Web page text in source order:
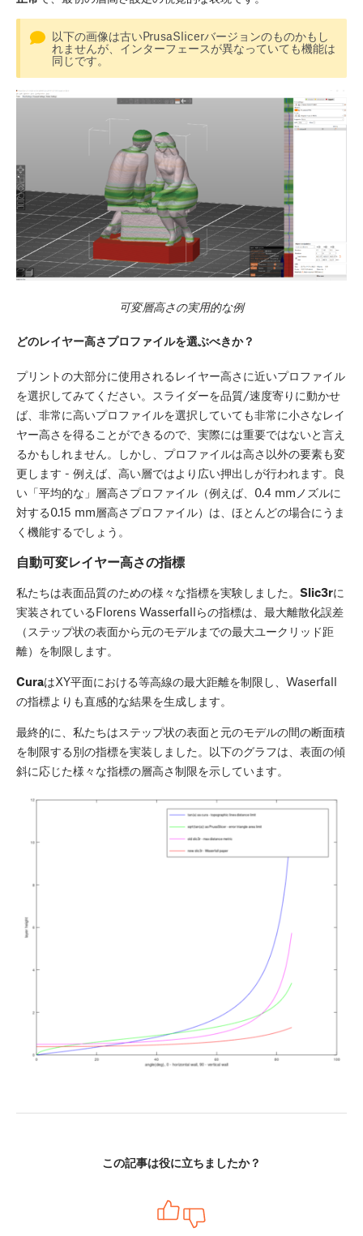
以下の画像は古いPrusaSlicerバージョンのものかもし
れませんが、インターフェースが異なっていても機能は
同じです。
可変層高さの実用的な例
どのレイヤー高さプロファイルを選ぶべきか？
プリントの大部分に使用されるレイヤー高さに近いプロファイル
を選択してみてください。スライダーを品質/速度寄りに動かせ
ば、非常に高いプロファイルを選択していても非常に小さなレイ
ヤー高さを得ることができるので、実際には重要ではないと言え
るかもしれません。しかし、プロファイルは高さ以外の要素も変
更します - 例えば、高い層ではより広い押出しが行われます。良
い「平均的な」層高さプロファイル（例えば、0.4 mmノズルに
対する0.15 mm層高さプロファイル）は、ほとんどの場合にうま
く機能するでしょう。
自動可変レイヤー高さの指標
私たちは表面品質のための様々な指標を実験しました。 Slic3rに
実装されているFlorens Wasserfallらの指標は、最大離散化誤差
（ステップ状の表面から元のモデルまでの最大ユークリッド距
離）を制限します。
CuraはXY平面における等高線の最大距離を制限し、Waserfall
の指標よりも直感的な結果を生成します。
最終的に、私たちはステップ状の表面と元のモデルの間の断面積
を制限する別の指標を実装しました。以下のグラフは、表面の傾
斜に応じた様々な指標の層高さ制限を示しています。
この記事は役に立ちましたか？